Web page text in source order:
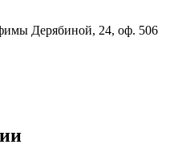
Дерябиной, 24, оф. 506